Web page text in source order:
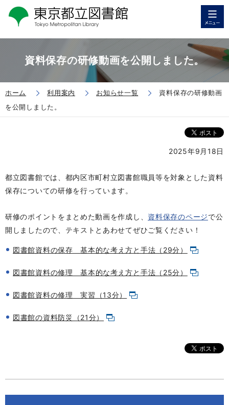
資料保存の研修動画を公開しました。
ホーム 利用案内 お知らせ一覧
資料保存の研修動画
を公開しました。
2025年9月18日
都立図書館では、都内区市町村立図書館職員等を対象とした資料
保存についての研修を行っています。
研修のポイントをまとめた動画を作成し、 資料保存のページで公
開しましたので、テキストとあわせてぜひご覧ください！
図書館資料の保存 基本的な考え方と手法（29分）
図書館資料の修理 基本的な考え方と手法（25分）
図書館資料の修理 実習（13分）
図書館の資料防災（21分）